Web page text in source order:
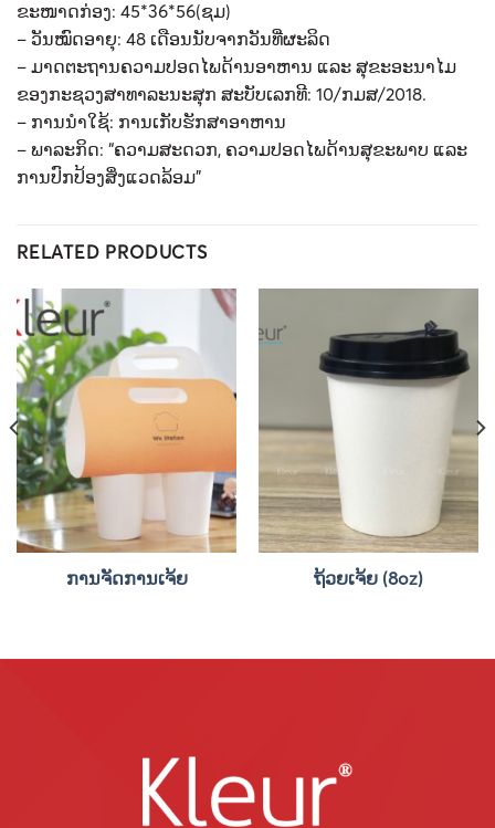
ຂະໜາດກ່ອງ: 45*36*56(ຊມ)
– ວັນໝົດອາຍຸ: 48 ເດືອນນັບຈາກວັນທີ່ຜະລິດ
– ມາດຕະຖານຄວາມປອດໄພດ້ານອາຫານ ແລະ ສຸຂະອະນາໄມ
ຂອງກະຊວງສາທາລະນະສຸກ ສະບັບເລກທີ: 10/ກມສ/2018.
– ການນໍາໃຊ້: ການເກັບຮັກສາອາຫານ
– ພາລະກິດ: “ຄວາມສະດວກ, ຄວາມປອດໄພດ້ານສຸຂະພາບ ແລະ
ການປົກປ້ອງສິ່ງແວດລ້ອມ”
RELATED PRODUCTS
ການຈັດການເຈ້ຍ ຖ້ວຍເຈ້ຍ (8oz)